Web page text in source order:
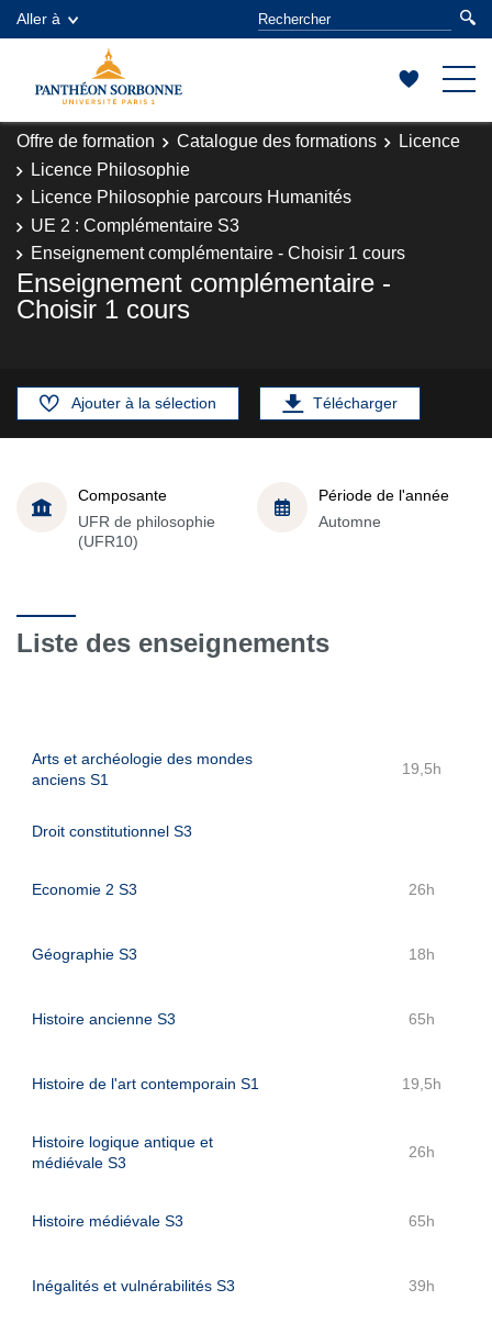
Aller à
Offre de formation Catalogue des formations
Licence
Licence Philosophie
Licence Philosophie parcours Humanités
UE 2 : Complémentaire S3
Enseignement complémentaire - Choisir 1 cours
Enseignement complémentaire -
Choisir 1 cours
Ajouter à la sélection Télécharger
Composante
UFR de philosophie
(UFR10)
Période de l'année
Automne
Liste des enseignements
Arts et archéologie des mondes
anciens S1
19,5h
Droit constitutionnel S3
Economie 2 S3 26h
Géographie S3 18h
Histoire ancienne S3 65h
Histoire de l'art contemporain S1 19,5h
Histoire logique antique et
médiévale S3
26h
Histoire médiévale S3 65h
Inégalités et vulnérabilités S3 39h